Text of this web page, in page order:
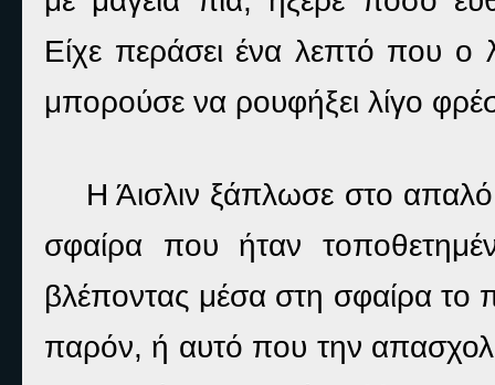
Είχε περάσει ένα λεπτό που ο
μπορούσε να ρουφήξει λίγο
Η Άισλιν ξάπλωσε στο
σφαίρα που ήταν
βλέποντας μέσα στη σφαίρα το
παρόν, ή αυτό που την